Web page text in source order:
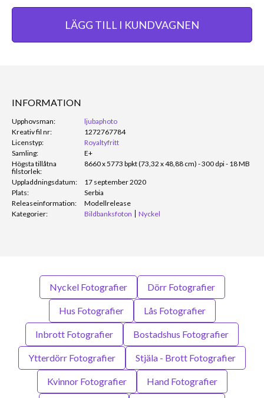
LÄGG TILL I KUNDVAGNEN
INFORMATION
Upphovsman:
ljubaphoto
Kreativ fil nr:
1272767784
Licenstyp:
Royaltyfritt
Samling:
E+
Högsta tillåtna
filstorlek:
8660 x 5773 bpkt (73,32 x 48,88 cm) - 300 dpi - 18 MB
Uppladdningsdatum:
17 september 2020
Plats:
Serbia
Releaseinformation:
Modellrelease
Kategorier:
Bildbanksfoton Nyckel
Nyckel Fotografier Dörr Fotografier
Hus Fotografier Lås Fotografier
Inbrott Fotografier Bostadshus Fotografier
Ytterdörr Fotografier Stjäla - Brott Fotografier
Kvinnor Fotografier Hand Fotografier